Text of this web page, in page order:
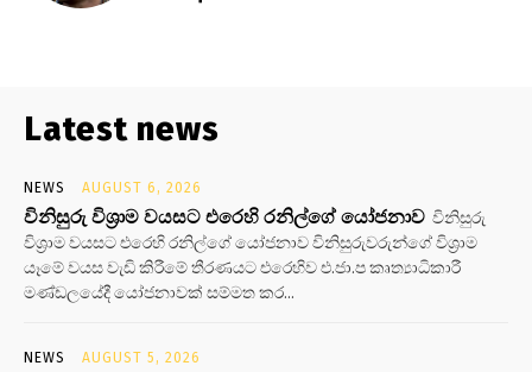
Latest news
NEWS AUGUST 6, 2026
විනිසුරු විශ්‍රාම වයසට එරෙහි රනිල්ගේ යෝජනාව විනිසුරු
විශ්‍රාම වයසට එරෙහි රනිල්ගේ යෝජනාව විනිසුරුවරුන්ගේ විශ්‍රාම
යෑමේ වයස වැඩි කිරීමේ තීරණයට එරෙහිව එ.ජා.ප කෘත්‍යාධිකාරී
මණ්ඩලයේදී යෝජනාවක් සම්මත කර...
NEWS AUGUST 5, 2026